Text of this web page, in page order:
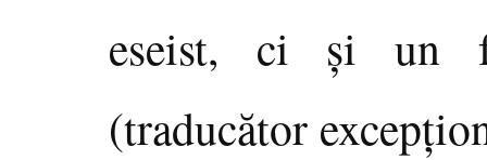
eseist, ci şi un
(traducător